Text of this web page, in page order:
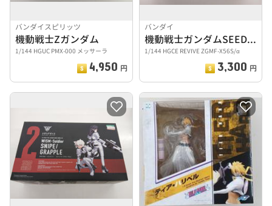
バンダイスピリッツ
機動戦士Zガンダム
1/144 HGUC PMX-000 メッサーラ
4,950 円
バンダイ
機動戦士ガンダムSEED DESTINY
1/144 HGCE REVIVE ZGMF-X56S/α
3,300 円